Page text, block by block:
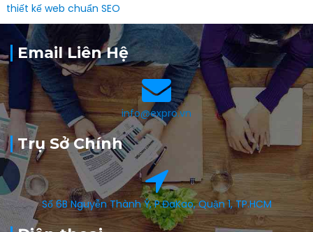
thiết kế web chuẩn SEO
Email Liên Hệ
info@expro.vn
Trụ Sở Chính
Số 6B Nguyễn Thành Ý, P.ĐaKao, Quận 1, TP.HCM